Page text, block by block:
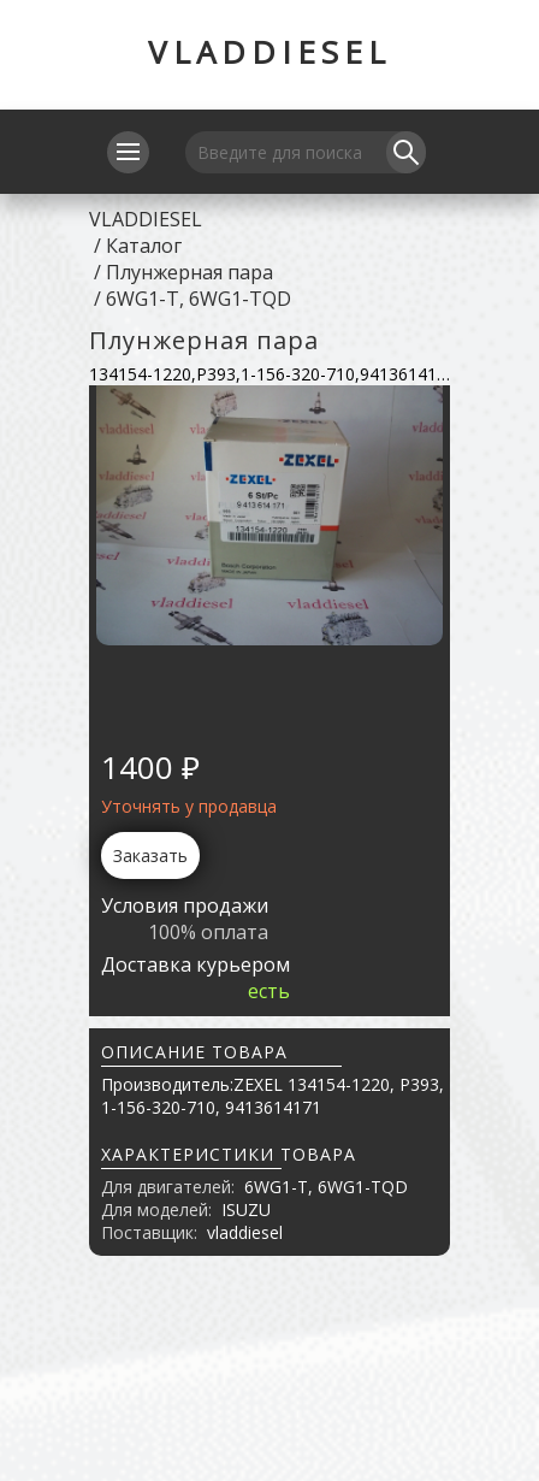
VLADDIESEL
VLADDIESEL
/ Каталог
/ Плунжерная пара
/6WG1-T, 6WG1-TQD
Плунжерная пара
134154-1220,P393,1-156-320-710,9413614171
1400 ₽
Уточнять у продавца
Заказать
Условия продажи
100% оплата
Доставка курьером
есть
ОПИСАНИЕ ТОВАРА
Производитель:ZEXEL 134154-1220, P393,
1-156-320-710, 9413614171
ХАРАКТЕРИСТИКИ ТОВАРА
Для двигателей: 6WG1-T, 6WG1-TQD
Для моделей: ISUZU
Поставщик: vladdiesel